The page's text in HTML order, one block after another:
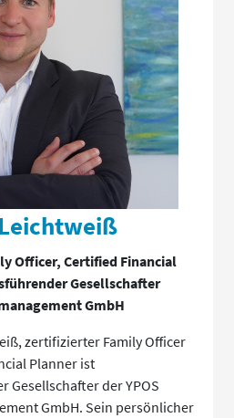
Officer, Certified Financial
Gesellschafter
GmbH
zertifizierter Family Officer
Planner ist
Gesellschafter der YPOS
GmbH. Sein persönlicher